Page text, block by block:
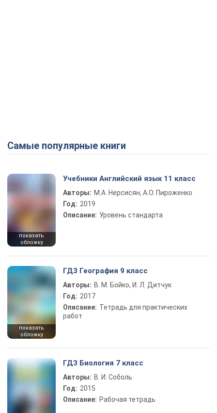
Самые популярные книги
показать
обложку
Учебники Английский язык 11 класс
Авторы: М.А. Нерсисян, А.О. Пироженко
Год: 2019
Описание: Уровень стандарта
показать
обложку
ГДЗ География 9 класс
Авторы: В. М. Бойко, И. Л. Дитчук
Год: 2017
Описание: Тетрадь для практических
работ
ГДЗ Биология 7 класс
Авторы: В. И. Соболь
Год: 2015
Описание: Рабочая тетрадь